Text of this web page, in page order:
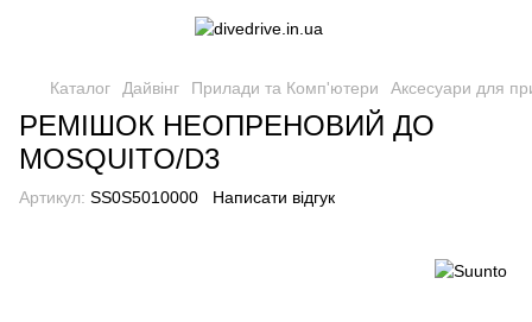
Каталог Дайвінг Прилади та Комп'ютери Аксесуари для
РЕМІШОК НЕОПРЕНОВИЙ ДО
MOSQUITO/D3
Артикул: SS0S5010000 Написати відгук